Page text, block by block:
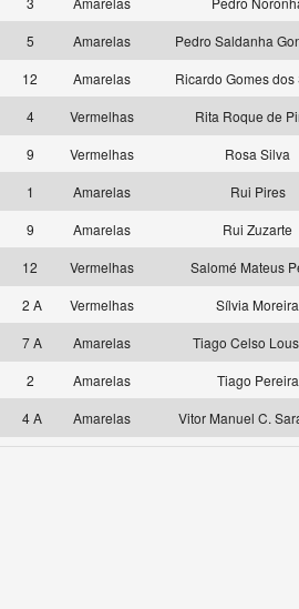
5 Amarelas
Pedro Saldanha
12 Amarelas
Ricardo Gomes dos
4 Vermelhas
Rita Roque de
9 Vermelhas
Rosa Silva
1 Amarelas
Rui Pires
9 Amarelas
Rui Zuzarte
12 Vermelhas
Salomé Mateus
2 A Vermelhas
Sílvia Moreira
7 A Amarelas
Tiago Celso
2 Amarelas
Tiago Pereira
4 A Amarelas Vitor Manuel C.